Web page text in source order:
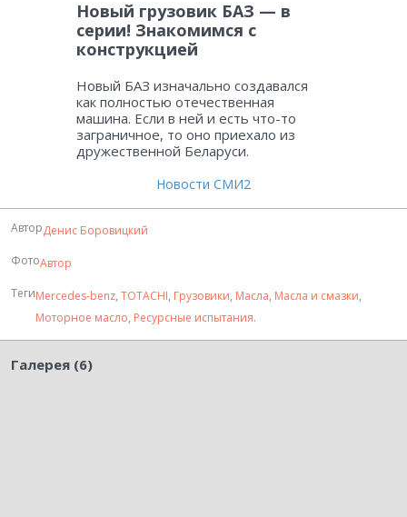
Новый грузовик БАЗ — в
серии! Знакомимся с
конструкцией
Новый БАЗ изначально создавался
как полностью отечественная
машина. Если в ней и есть что-то
заграничное, то оно приехало из
дружественной Беларуси.
Новости СМИ2
АвторДенис Боровицкий
ФотоАвтор
ТегиMercedes-benz, TOTACHI, Грузовики, Масла, Масла и смазки,
Моторное масло, Ресурсные испытания.
Галерея (6)